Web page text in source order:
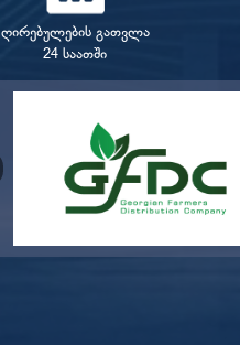
ღირებულების გათვლა
24 საათში